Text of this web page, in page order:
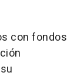
con fondos